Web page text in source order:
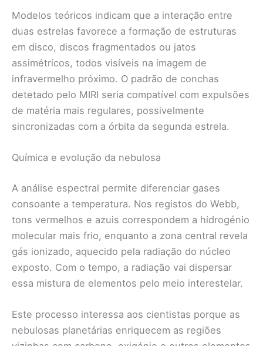
Modelos teóricos indicam que a interação entre
duas estrelas favorece a formação de estruturas
em disco, discos fragmentados ou jatos
assimétricos, todos visíveis na imagem de
infravermelho próximo. O padrão de conchas
detetado pelo MIRI seria compatível com expulsões
de matéria mais regulares, possivelmente
sincronizadas com a órbita da segunda estrela.
Química e evolução da nebulosa
A análise espectral permite diferenciar gases
consoante a temperatura. Nos registos do Webb,
tons vermelhos e azuis correspondem a hidrogénio
molecular mais frio, enquanto a zona central revela
gás ionizado, aquecido pela radiação do núcleo
exposto. Com o tempo, a radiação vai dispersar
essa mistura de elementos pelo meio interestelar.
Este processo interessa aos cientistas porque as
nebulosas planetárias enriquecem as regiões